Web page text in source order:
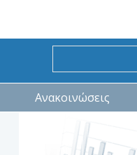
Ανακοινώσεις